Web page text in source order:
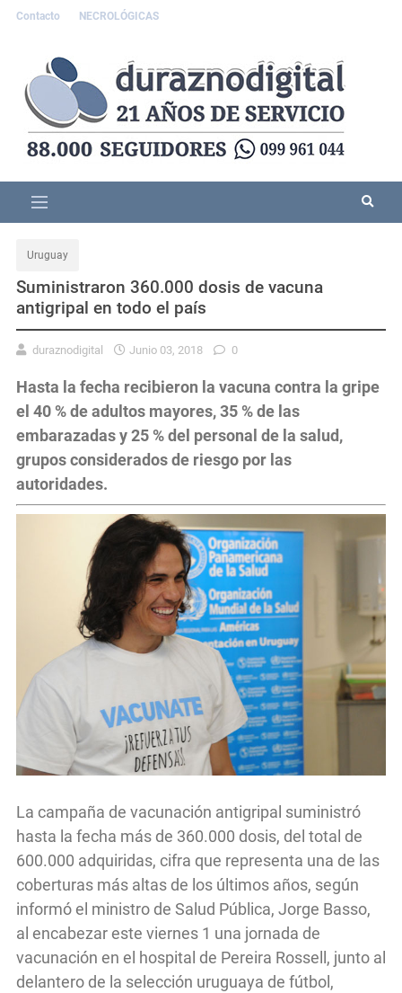
Contacto NECROLÓGICAS
Uruguay
Suministraron 360.000 dosis de vacuna
antigripal en todo el país
duraznodigital Junio 03, 2018 0
Hasta la fecha recibieron la vacuna contra la gripe
el 40 % de adultos mayores, 35 % de las
embarazadas y 25 % del personal de la salud,
grupos considerados de riesgo por las
autoridades.
La campaña de vacunación antigripal suministró
hasta la fecha más de 360.000 dosis, del total de
600.000 adquiridas, cifra que representa una de las
coberturas más altas de los últimos años, según
informó el ministro de Salud Pública, Jorge Basso,
al encabezar este viernes 1 una jornada de
vacunación en el hospital de Pereira Rossell, junto al
delantero de la selección uruguaya de fútbol,